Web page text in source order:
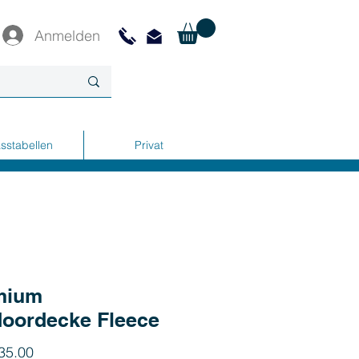
Anmelden
Privat
Fleece
Preis